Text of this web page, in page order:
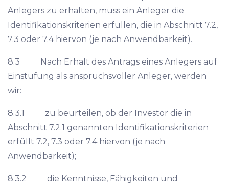
Anlegers zu erhalten, muss ein Anleger die
Identifikationskriterien erfüllen, die in Abschnitt 7.2,
7.3 oder 7.4 hiervon (je nach Anwendbarkeit).
8.3 Nach Erhalt des Antrags eines Anlegers auf
Einstufung als anspruchsvoller Anleger, werden
wir:
8.3.1 zu beurteilen, ob der Investor die in
Abschnitt 7.2.1 genannten Identifikationskriterien
erfüllt 7.2, 7.3 oder 7.4 hiervon (je nach
Anwendbarkeit);
8.3.2 die Kenntnisse, Fähigkeiten und